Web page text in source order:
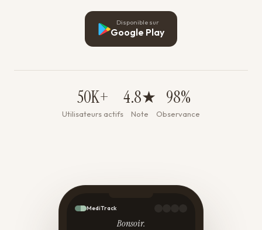
Disponible sur
Google Play
50K+
Utilisateurs actifs
4.8★
Note
98%
Observance
MediTrack
Bonsoir.